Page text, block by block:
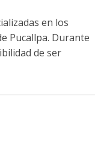
en los
Pucallpa. Durante
de ser